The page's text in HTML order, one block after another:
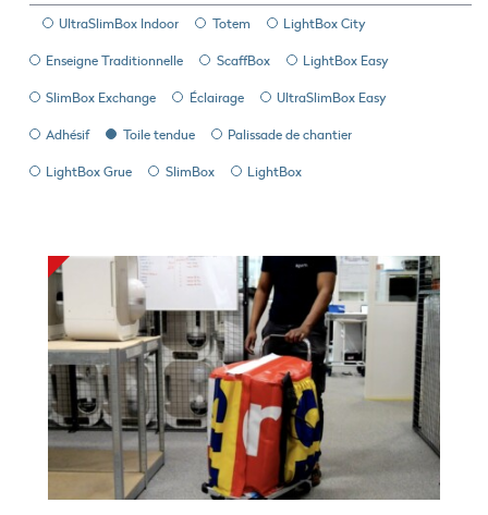
UltraSlimBox Indoor Totem
LightBox City
Enseigne Traditionnelle
ScaffBox
LightBox Easy
SlimBox Exchange
Éclairage
UltraSlimBox Easy
Adhésif
Toile tendue
Palissade de chantier
LightBox Grue
SlimBox LightBox